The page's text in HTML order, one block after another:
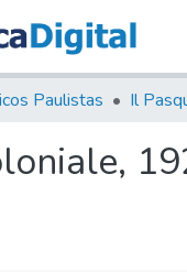
Paulistas Il